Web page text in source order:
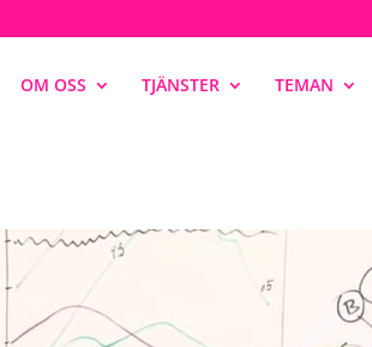
OM OSS TJÄNSTER TEMAN